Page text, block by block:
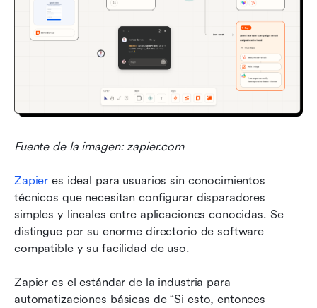
Fuente de la imagen: zapier.com
Zapier es ideal para usuarios sin conocimientos
técnicos que necesitan configurar disparadores
simples y lineales entre aplicaciones conocidas. Se
distingue por su enorme directorio de software
compatible y su facilidad de uso.
Zapier es el estándar de la industria para
automatizaciones básicas de “Si esto, entonces